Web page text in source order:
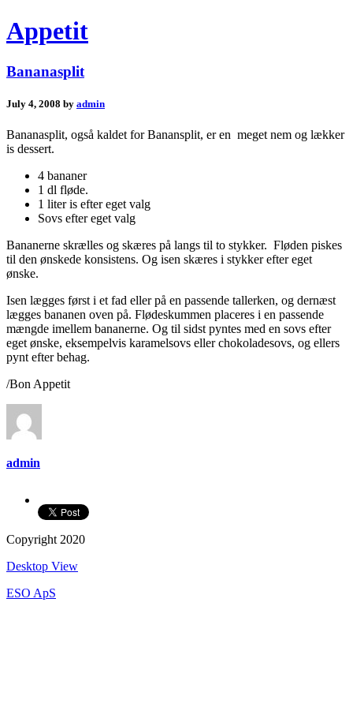
Appetit
Bananasplit
July 4, 2008 by admin
Bananasplit, også kaldet for Banansplit, er en meget nem og lækker
is dessert.
4 bananer
1 dl fløde.
1 liter is efter eget valg
Sovs efter eget valg
Bananerne skrælles og skæres på langs til to stykker. Fløden piskes
til den ønskede konsistens. Og isen skæres i stykker efter eget
ønske.
Isen lægges først i et fad eller på en passende tallerken, og dernæst
lægges bananen oven på. Flødeskummen placeres i en passende
mængde imellem bananerne. Og til sidst pyntes med en sovs efter
eget ønske, eksempelvis karamelsovs eller chokoladesovs, og ellers
pynt efter behag.
/Bon Appetit
admin
Copyright 2020
Desktop View
ESO ApS